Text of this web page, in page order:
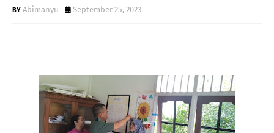
Abimanyu September 25, 2023